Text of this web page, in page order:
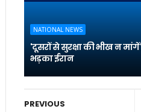
NATIONAL NEWS
'दूसरों से सुरक्षा की भीख न
भड़का ईरान
PREVIOUS